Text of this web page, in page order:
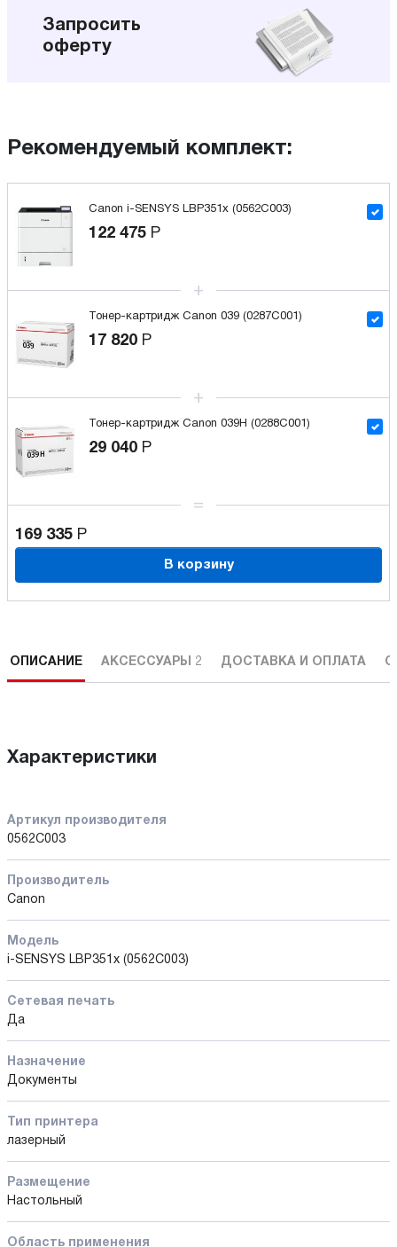
Запросить
оферту
Рекомендуемый комплект:
Canon i-SENSYS LBP351x (0562C003)
122 475 Р
Тонер-картридж Canon 039 (0287C001)
17 820 Р
Тонер-картридж Canon 039H (0288C001)
29 040 Р
169 335 Р
В корзину
ОПИСАНИЕ АКСЕССУАРЫ 2 ДОСТАВКА И ОПЛАТА
Характеристики
Артикул производителя
0562C003
Производитель
Canon
Модель
i-SENSYS LBP351x (0562C003)
Сетевая печать
Да
Назначение
Документы
Тип принтера
лазерный
Размещение
Настольный
Область применения